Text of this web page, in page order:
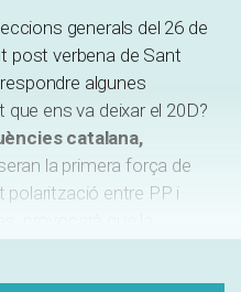
generals del 26 de
post verbena de Sant
algunes
que ens va deixar el 20D?
catalana,
la primera força de
polarització entre PP i